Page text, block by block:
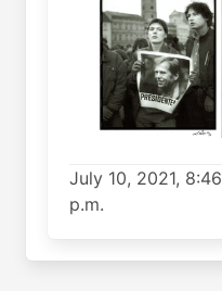
July 10, 2021, 8:46
p.m.